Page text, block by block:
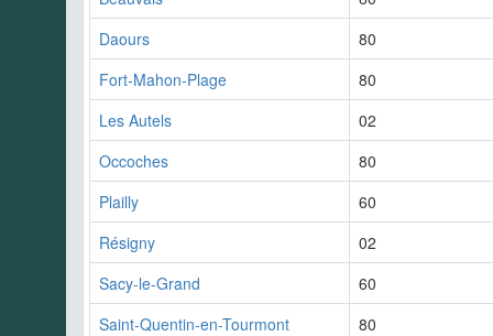
Daours
80
Fort-Mahon-Plage
80
Les Autels
02
Occoches
80
Plailly
60
Résigny
02
Sacy-le-Grand
60
Saint-Quentin-en-Tourmont
80